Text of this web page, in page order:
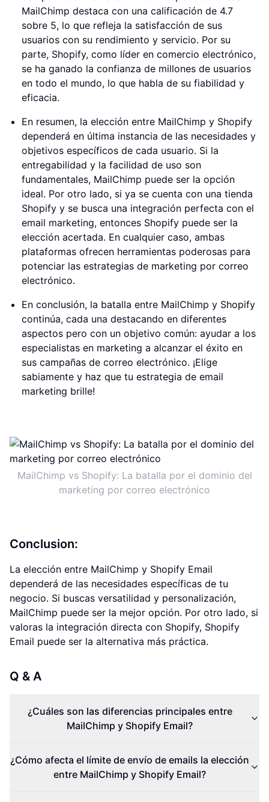
MailChimp destaca con una calificación de 4.7
sobre 5, lo que refleja la satisfacción de sus
usuarios con su rendimiento y servicio. Por su
parte, Shopify, como líder en comercio electrónico,
se ha ganado la confianza de millones de usuarios
en todo el mundo, lo que habla de su fiabilidad y
eficacia.
En resumen, la elección entre MailChimp y Shopify
dependerá en última instancia de las necesidades y
objetivos específicos de cada usuario. Si la
entregabilidad y la facilidad de uso son
fundamentales, MailChimp puede ser la opción
ideal. Por otro lado, si ya se cuenta con una tienda
Shopify y se busca una integración perfecta con el
email marketing, entonces Shopify puede ser la
elección acertada. En cualquier caso, ambas
plataformas ofrecen herramientas poderosas para
potenciar las estrategias de marketing por correo
electrónico.
En conclusión, la batalla entre MailChimp y Shopify
continúa, cada una destacando en diferentes
aspectos pero con un objetivo común: ayudar a los
especialistas en marketing a alcanzar el éxito en
sus campañas de correo electrónico. ¡Elige
sabiamente y haz que tu estrategia de email
marketing brille!
MailChimp vs Shopify: La batalla por el dominio del
marketing por correo electrónico
Conclusion:
La elección entre MailChimp y Shopify Email
dependerá de las necesidades específicas de tu
negocio. Si buscas versatilidad y personalización,
MailChimp puede ser la mejor opción. Por otro lado, si
valoras la integración directa con Shopify, Shopify
Email puede ser la alternativa más práctica.
Q & A
¿Cuáles son las diferencias principales entre
MailChimp y Shopify Email?
¿Cómo afecta el límite de envío de emails la elección
entre MailChimp y Shopify Email?